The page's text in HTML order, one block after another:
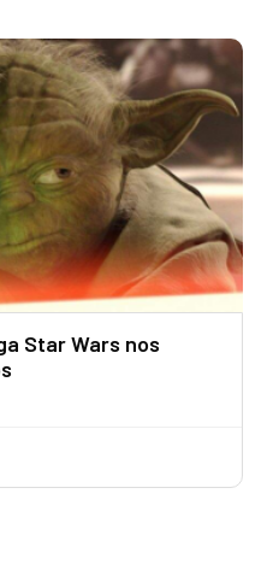
Star Wars nos